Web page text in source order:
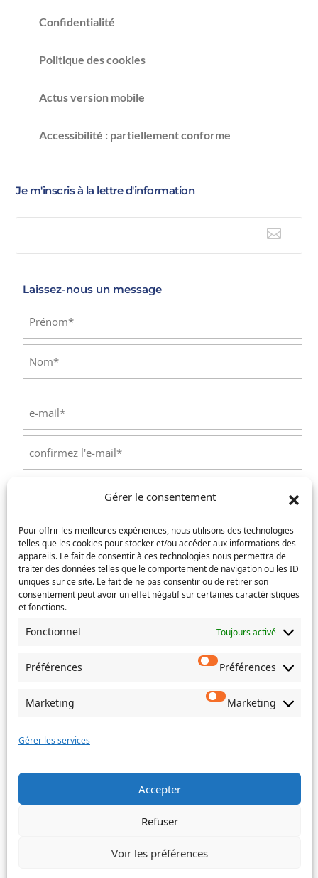
Gérer le consentement
Pour offrir les meilleures expériences, nous utilisons des technologies
telles que les cookies pour stocker et/ou accéder aux informations des
appareils. Le fait de consentir à ces technologies nous permettra de
traiter des données telles que le comportement de navigation ou les ID
uniques sur ce site. Le fait de ne pas consentir ou de retirer son
consentement peut avoir un effet négatif sur certaines caractéristiques
et fonctions.
Fonctionnel Toujours activé
Préférences Préférences
Marketing Marketing
Gérer les services
Accepter
Refuser
Voir les préférences
Confidentialité
Politique des cookies
Actus version mobile
Accessibilité : partiellement conforme
Je m'inscris à la lettre d'information

Laissez-nous un message
Prénom
mail(Nécessaire)
Saisissez
un
e-
(Nécessaire)
Service concerné (Nécessaire)
Si votre demande concerne des actes de naissance et/ou
concerné.
Objet
Message(Nécessaire)